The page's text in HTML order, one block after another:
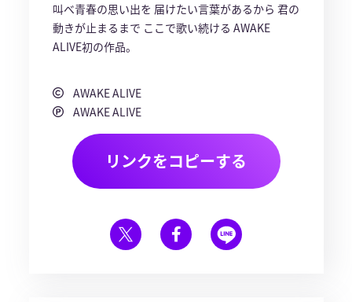
叫べ青春の思い出を 届けたい言葉があるから 君の
動きが止まるまで ここで歌い続ける AWAKE
ALIVE初の作品。
AWAKE ALIVE
AWAKE ALIVE
リンクをコピーする